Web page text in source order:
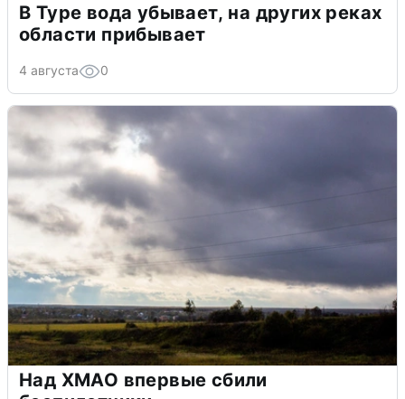
В Туре вода убывает, на других реках
области прибывает
4 августа 0
Над ХМАО впервые сбили